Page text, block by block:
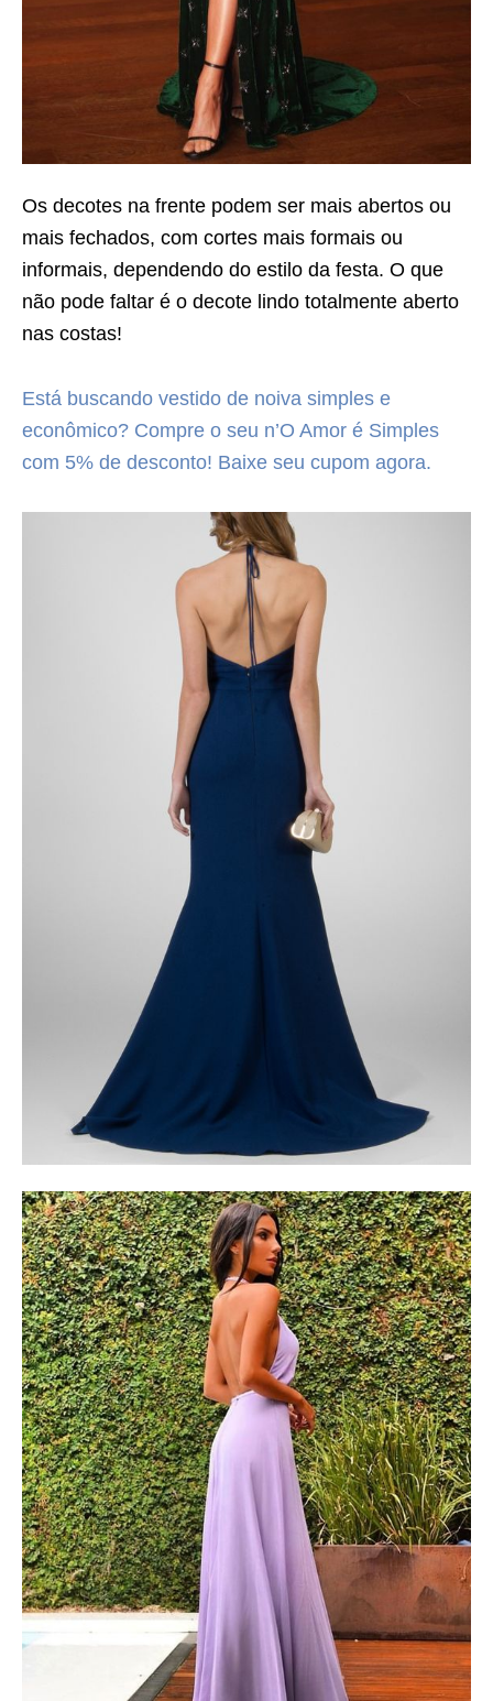
Os decotes na frente podem ser mais abertos ou
mais fechados, com cortes mais formais ou
informais, dependendo do estilo da festa. O que
não pode faltar é o decote lindo totalmente aberto
nas costas!
Está buscando vestido de noiva simples e
econômico? Compre o seu n’O Amor é Simples
com 5% de desconto! Baixe seu cupom agora.